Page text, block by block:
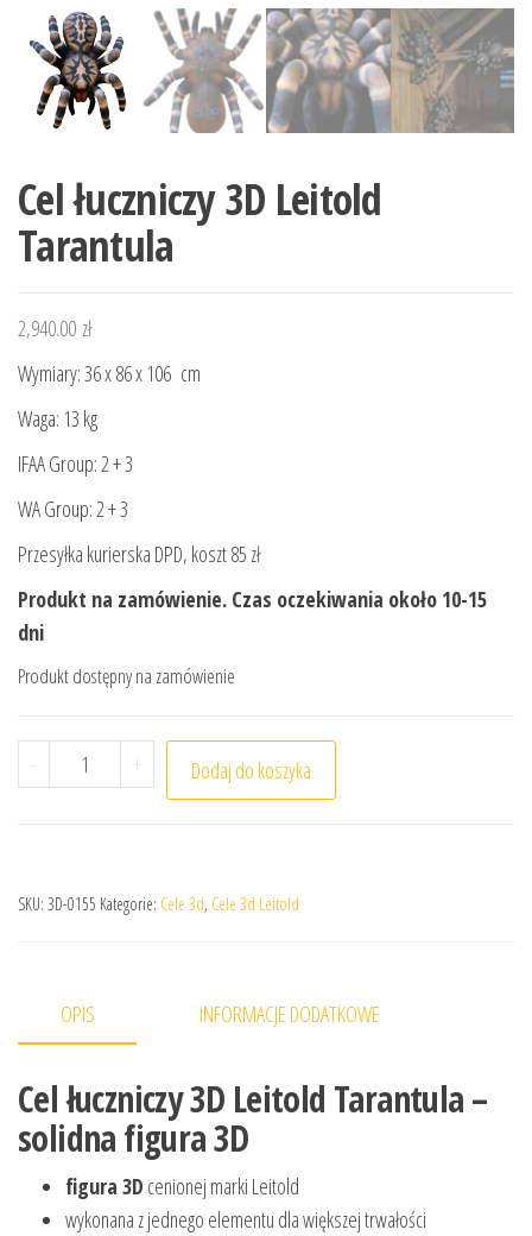
Cel łuczniczy 3D Leitold
Tarantula
2,940.00 zł
Wymiary: 36x 86 x 106 cm
Waga: 13 kg
IFAA Group: 2 + 3
WA Group: 2 + 3
Przesyłka kurierska DPD, koszt 85 zł
Produkt na zamówienie. Czas oczekiwania około 10-15
dni
Produkt dostępny na zamówienie
- ilość Cel łuczniczy 3D Leitold Tarantula
+ Dodaj do koszyka
SKU: 3D-0155 Kategorie: Cele 3d, Cele 3d Leitold
OPIS INFORMACJE DODATKOWE
Cel łuczniczy 3D Leitold Tarantula –
solidna figura 3D
figura 3D cenionej marki Leitold
wykonana z jednego elementu dla większej trwałości